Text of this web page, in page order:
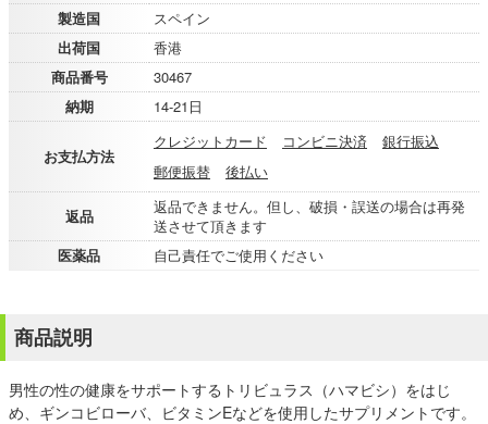
製造国
スペイン
出荷国
香港
商品番号
30467
納期
14-21日
お支払方法
クレジットカード コンビニ決済
銀行振込
郵便振替
後払い
返品
返品できません。但し、破損・誤送の場合は再発
送させて頂きます
医薬品
自己責任でご使用ください
商品説明
男性の性の健康をサポートするトリビュラス（ハマビシ）をはじ
め、ギンコビローバ、ビタミンEなどを使用したサプリメントです。